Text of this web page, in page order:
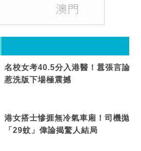
名校女考40.5分入港醫！囂張言論
惹洗版下場極震撼
港女搭士慘捱無冷氣車廂！司機拋
「29蚊」偉論揭驚人結局